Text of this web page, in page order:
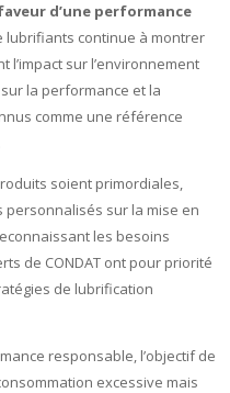
d’une performance
lubrifiants continue à montrer
sur l’environnement
la performance et la
comme une référence
soient primordiales,
personnalisés sur la mise en
les besoins
de CONDAT ont pour priorité
de lubrification
responsable, l’objectif de
excessive mais